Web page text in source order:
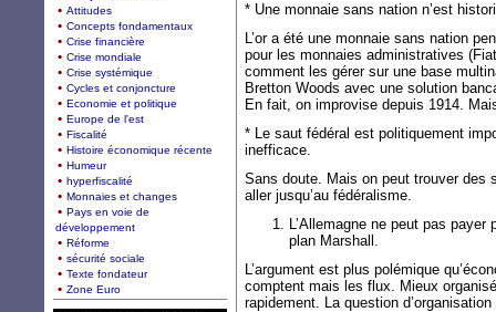
* Une monnaie sans nation n’est
L’or a été une monnaie sans nation
pour les monnaies administratives
comment les gérer sur une base
Bretton Woods avec une solution
En fait, on improvise depuis 1914.
* Le saut fédéral est politiquement
inefficace.
Sans doute. Mais on peut trouver des
aller jusqu’au fédéralisme.
L’Allemagne ne peut pas
plan Marshall.
L’argument est plus polémique
comptent mais les flux. Mieux
rapidement. La question
Attitudes
Concepts fondamentaux
Crise financière
Crise mondiale
Crise systémique
Cycles et conjoncture
Economie et politique
Europe de l'est
Fiscalité
Histoire économique récente
Humeur
hyperfiscalité
Monnaies et changes
Pays en voie de
développement
Réforme
sécurité sociale
Texte fondateur
Zone Euro